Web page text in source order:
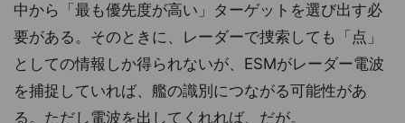
中から「最も優先度が高い」ターゲットを選び出す必
要がある。そのときに、レーダーで捜索しても「点」
としての情報しか得られないが、ESMがレーダー電波
を捕捉していれば、艦の識別につながる可能性があ
る。ただし電波を出してくれれば、だが。